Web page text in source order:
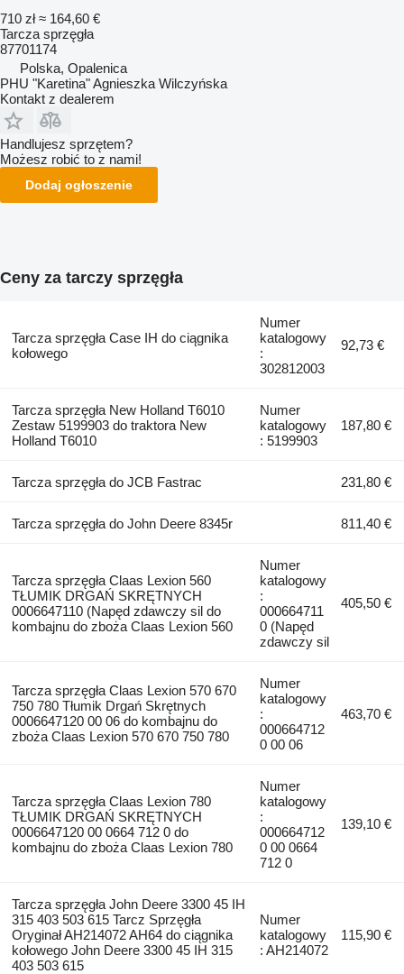
710 zł ≈ 164,60 €
Tarcza sprzęgła
87701174
Polska, Opalenica
PHU "Karetina" Agnieszka Wilczyńska
Kontakt z dealerem
Handlujesz sprzętem?
Możesz robić to z nami!
Dodaj ogłoszenie
Ceny za tarczy sprzęgła
Tarcza sprzęgła Case IH do ciągnika
kołowego
Numer
katalogowy
:
302812003
92,73 €
Tarcza sprzęgła New Holland T6010
Zestaw 5199903 do traktora New
Holland T6010
Numer
katalogowy
: 5199903
187,80 €
Tarcza sprzęgła do JCB Fastrac 231,80 €
Tarcza sprzęgła do John Deere 8345r 811,40 €
Tarcza sprzęgła Claas Lexion 560
TŁUMIK DRGAŃ SKRĘTNYCH
0006647110 (Napęd zdawczy sil do
kombajnu do zboża Claas Lexion 560
Numer
katalogowy
:
000664711
0 (Napęd
zdawczy sil
405,50 €
Tarcza sprzęgła Claas Lexion 570 670
750 780 Tłumik Drgań Skrętnych
0006647120 00 06 do kombajnu do
zboża Claas Lexion 570 670 750 780
Numer
katalogowy
:
000664712
0 00 06
463,70 €
Tarcza sprzęgła Claas Lexion 780
TŁUMIK DRGAŃ SKRĘTNYCH
0006647120 00 0664 712 0 do
kombajnu do zboża Claas Lexion 780
Numer
katalogowy
:
000664712
0 00 0664
712 0
139,10 €
Tarcza sprzęgła John Deere 3300 45 IH
315 403 503 615 Tarcz Sprzęgła
Oryginał AH214072 AH64 do ciągnika
kołowego John Deere 3300 45 IH 315
403 503 615
Numer
katalogowy
: AH214072
115,90 €